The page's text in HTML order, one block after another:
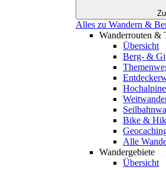
Alles zu Wandern &
Wanderrouten &
Übersicht
Berg- &
Bike &
Alle
Wandergebiete
Übersicht